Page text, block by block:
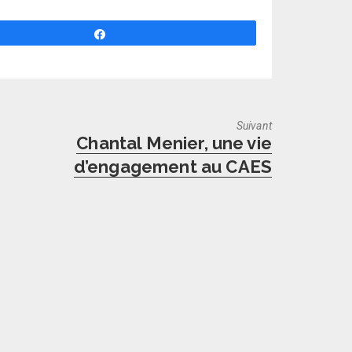
Suivant
Next
post:
Chantal Menier, une vie
d’engagement au CAES